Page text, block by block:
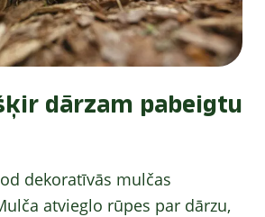
dārzam pabeigtu
dekoratīvās mulčas
atvieglo rūpes par dārzu,